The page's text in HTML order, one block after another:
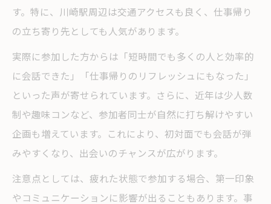
す。特に、川崎駅周辺は交通アクセスも良く、仕事帰り
の立ち寄り先としても人気があります。
実際に参加した方からは「短時間でも多くの人と効率的
に会話できた」「仕事帰りのリフレッシュにもなった」
といった声が寄せられています。さらに、近年は少人数
制や趣味コンなど、参加者同士が自然に打ち解けやすい
企画も増えています。これにより、初対面でも会話が弾
みやすくなり、出会いのチャンスが広がります。
注意点としては、疲れた状態で参加する場合、第一印象
やコミュニケーションに影響が出ることもあります。事